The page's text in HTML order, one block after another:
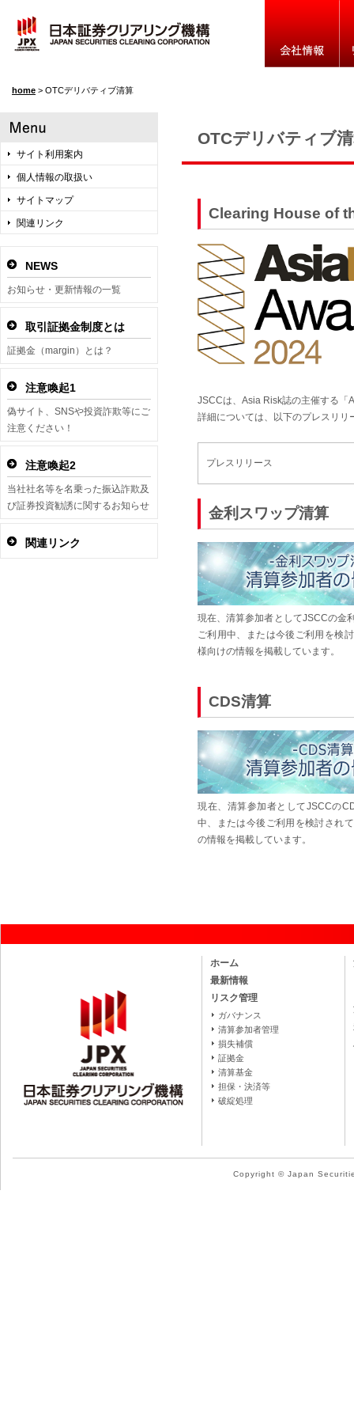
home > OTCデリバティブ清算
OTCデリバティブ
Clearing House of
JSCCは、Asia Risk誌の主催する「
詳細については、以下のプレスリリ
プレスリリース
金利スワップ清算
現在、清算参加者としてJSCCの金
ご利用中、または今後ご利用を検
様向けの情報を掲載しています。
CDS清算
現在、清算参加者としてJSCCの
中、または今後ご利用を検討され
の情報を掲載しています。
サイト利用案内
個人情報の取扱い
サイトマップ
関連リンク
NEWS
お知らせ・更新情報の一覧
取引証拠金制度とは
証拠金（margin）とは？
注意喚起1
偽サイト、SNSや投資詐欺等にご
注意ください！
注意喚起2
当社社名等を名乗った振込詐欺及
び証券投資勧誘に関するお知らせ
関連リンク
ホーム
最新情報
リスク管理
ガバナンス
清算参加者管理
損失補償
証拠金
清算基金
担保・決済等
破綻処理
Copyright © Japan